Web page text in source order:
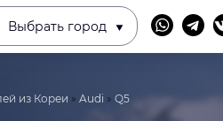
Выбрать город
из Кореи » Audi » Q5